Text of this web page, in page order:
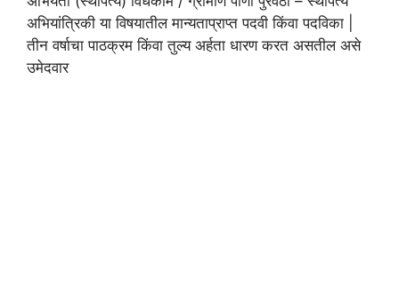
अभियांत्रिकी या विषयातील मान्यताप्राप्त पदवी किंवा पदविका |
तीन वर्षाचा पाठक्रम किंवा तुल्य अर्हता धारण करत असतील असे
उमेदवार